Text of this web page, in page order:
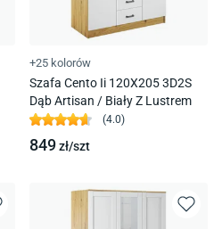
+25 kolorów
Szafa Cento Ii 120X205 3D2S
Dąb Artisan / Biały Z Lustrem
(4.0)
849zł/szt